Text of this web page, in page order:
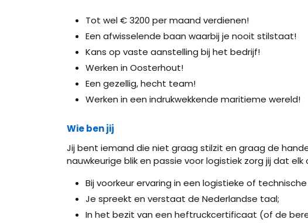
Tot wel € 3200 per maand verdienen!
Een afwisselende baan waarbij je nooit stilstaat!
Kans op vaste aanstelling bij het bedrijf!
Werken in Oosterhout!
Een gezellig, hecht team!
Werken in een indrukwekkende maritieme wereld!
Wie ben jij
Jij bent iemand die niet graag stilzit en graag de
nauwkeurige blik en passie voor logistiek zorg jij dat
Bij voorkeur ervaring in een logistieke of
Je spreekt en verstaat de Nederlandse taal;
In het bezit van een heftruckcertificaat (of de